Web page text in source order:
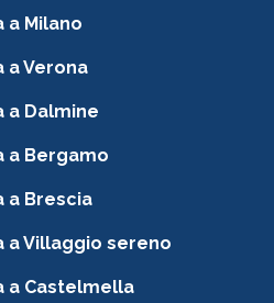
a Milano
a Verona
a Dalmine
a Bergamo
a Brescia
a Villaggio sereno
a Castelmella